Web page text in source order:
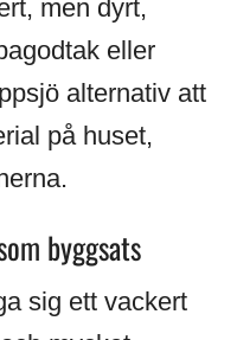
men dyrt,
eller
alternativ att
på huset,
byggsats
sig ett vackert